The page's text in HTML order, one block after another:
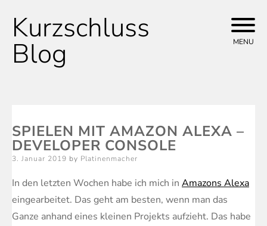
Skip
to
Kurzschluss
Blog MENU
SPIELEN MIT AMAZON ALEXA –
DEVELOPER CONSOLE
Posted
3. Januar 2019 by Platinenmacher
In den letzten Wochen habe ich mich in Amazons Alexa
eingearbeitet. Das geht am besten, wenn man das
Ganze anhand eines kleinen Projekts aufzieht. Das habe